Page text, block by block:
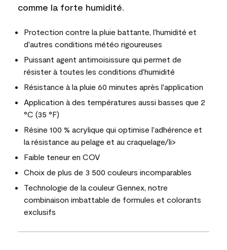
comme la forte humidité.
Protection contre la pluie battante, l'humidité et
d'autres conditions météo rigoureuses
Puissant agent antimoisissure qui permet de
résister à toutes les conditions d'humidité
Résistance à la pluie 60 minutes après l'application
Application à des températures aussi basses que 2
°C (35 °F)
Résine 100 % acrylique qui optimise l'adhérence et
la résistance au pelage et au craquelage/li>
Faible teneur en COV
Choix de plus de 3 500 couleurs incomparables
Technologie de la couleur Gennex, notre
combinaison imbattable de formules et colorants
exclusifs